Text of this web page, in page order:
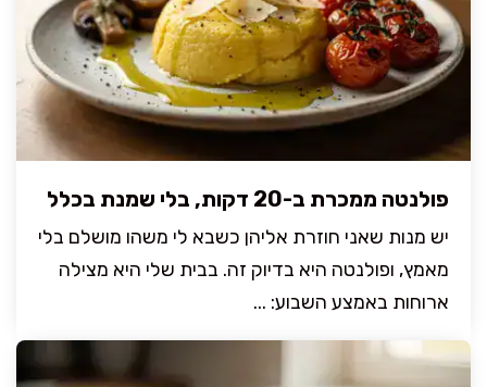
פולנטה ממכרת ב-20 דקות, בלי שמנת בכלל
יש מנות שאני חוזרת אליהן כשבא לי משהו מושלם בלי
מאמץ, ופולנטה היא בדיוק זה. בבית שלי היא מצילה
ארוחות באמצע השבוע: ...